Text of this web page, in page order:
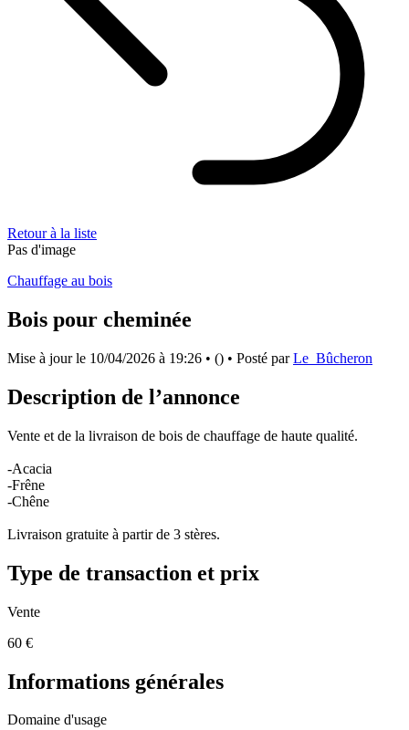
Retour à la liste
Pas d'image
Chauffage au bois
Bois pour cheminée
Mise à jour le 10/04/2026 à 19:26 • () • Posté parLe_Bûcheron
Description de l’annonce
Vente et de la livraison de bois de chauffage de haute qualité.
-Acacia
-Frêne
-Chêne
Livraison gratuite à partir de 3 stères.
Type de transaction et prix
Vente
60 €
Informations générales
Domaine d'usage